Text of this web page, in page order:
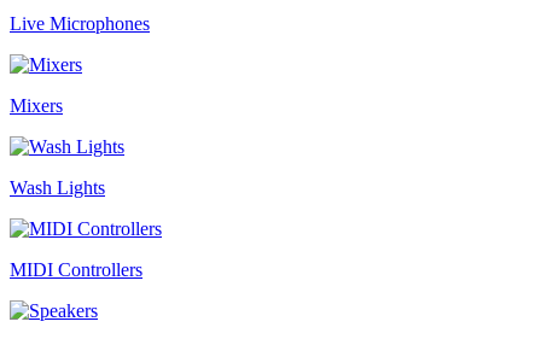
Live Microphones
Mixers
Wash Lights
MIDI Controllers